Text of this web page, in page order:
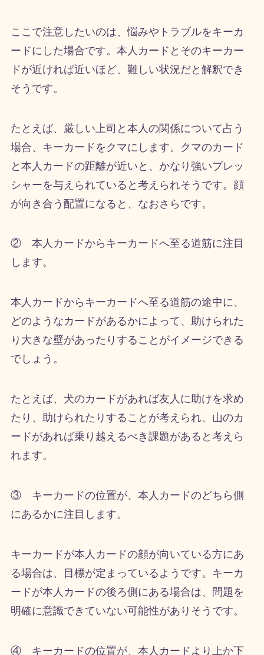
ここで注意したいのは、悩みやトラブルをキーカ
ードにした場合です。本人カードとそのキーカー
ドが近ければ近いほど、難しい状況だと解釈でき
そうです。
たとえば、厳しい上司と本人の関係について占う
場合、キーカードをクマにします。クマのカード
と本人カードの距離が近いと、かなり強いプレッ
シャーを与えられていると考えられそうです。顔
が向き合う配置になると、なおさらです。
② 本人カードからキーカードへ至る道筋に注目
します。
本人カードからキーカードへ至る道筋の途中に、
どのようなカードがあるかによって、助けられた
り大きな壁があったりすることがイメージできる
でしょう。
たとえば、犬のカードがあれば友人に助けを求め
たり、助けられたりすることが考えられ、山のカ
ードがあれば乗り越えるべき課題があると考えら
れます。
③ キーカードの位置が、本人カードのどちら側
にあるかに注目します。
キーカードが本人カードの顔が向いている方にあ
る場合は、目標が定まっているようです。キーカ
ードが本人カードの後ろ側にある場合は、問題を
明確に意識できていない可能性がありそうです。
④ キーカードの位置が、本人カードより上か下